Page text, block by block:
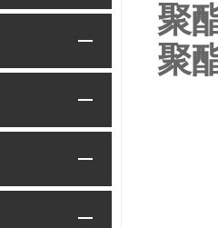
聚
聚